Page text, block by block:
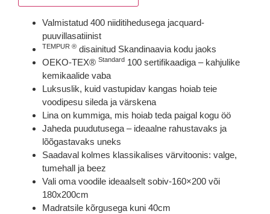
Valmistatud 400 niiditihedusega jacquard-
puuvillasatiinist
TEMPUR ® disainitud Skandinaavia kodu jaoks
OEKO-TEX® Standard 100 sertifikaadiga – kahjulike
kemikaalide vaba
Luksuslik, kuid vastupidav kangas hoiab teie
voodipesu sileda ja värskena
Lina on kummiga, mis hoiab teda paigal kogu öö
Jaheda puudutusega – ideaalne rahustavaks ja
lõõgastavaks uneks
Saadaval kolmes klassikalises värvitoonis: valge,
tumehall ja beez
Vali oma voodile ideaalselt sobiv-160×200 või
180x200cm
Madratsile kõrgusega kuni 40cm